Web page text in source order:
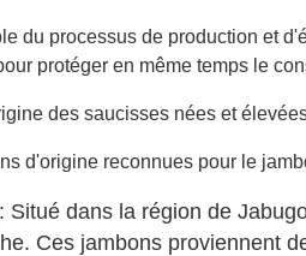
du processus de production et
protéger en même temps le
des saucisses nées et
d'origine reconnues pour le
Situé dans la région de
Ces jambons proviennent